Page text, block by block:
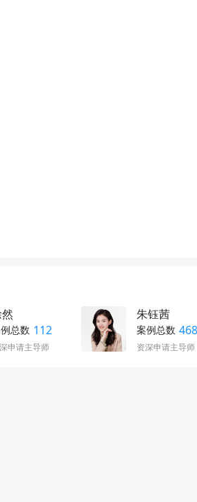
总数 112
申请主导师
朱钰茜
案例总数 468
资深申请主导师